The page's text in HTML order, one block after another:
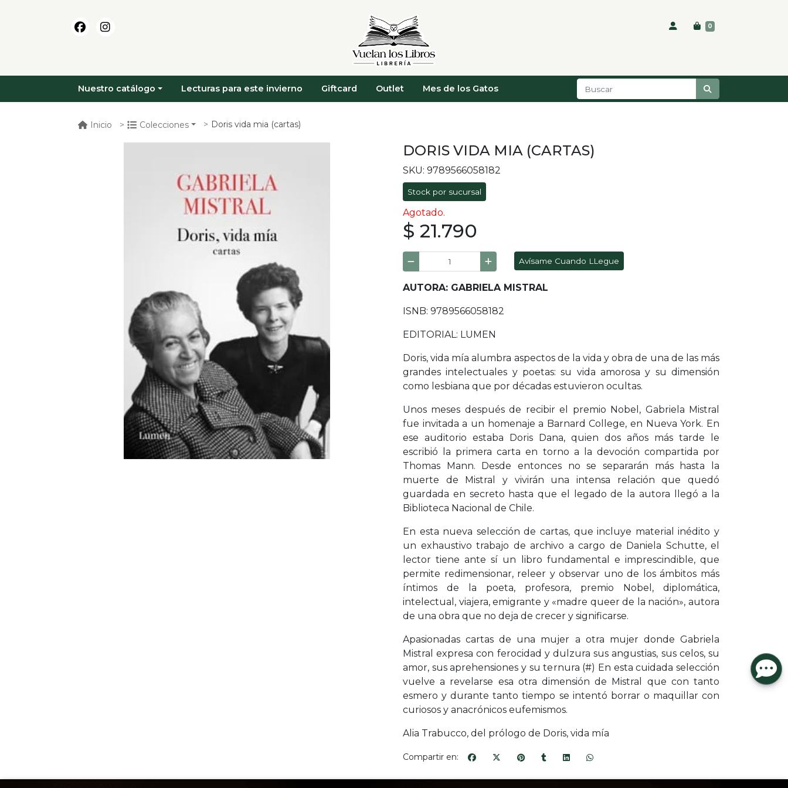
0
Nuestro catálogo Lecturas para este invierno Giftcard Outlet Mes de los Gatos
Inicio Colecciones Doris vida mia (cartas)
DORIS VIDA MIA (CARTAS)
SKU: 9789566058182
Stock por sucursal
Agotado.
$ 21.790
Avísame Cuando LLegue
AUTORA: GABRIELA MISTRAL
ISNB: 9789566058182
EDITORIAL: LUMEN
Doris, vida mía alumbra aspectos de la vida y obra de una de las más
grandes intelectuales y poetas: su vida amorosa y su dimensión
como lesbiana que por décadas estuvieron ocultas.
Unos meses después de recibir el premio Nobel, Gabriela Mistral
fue invitada a un homenaje a Barnard College, en Nueva York. En
ese auditorio estaba Doris Dana, quien dos años más tarde le
escribió la primera carta en torno a la devoción compartida por
Thomas Mann. Desde entonces no se separarán más hasta la
muerte de Mistral y vivirán una intensa relación que quedó
guardada en secreto hasta que el legado de la autora llegó a la
Biblioteca Nacional de Chile.
En esta nueva selección de cartas, que incluye material inédito y
un exhaustivo trabajo de archivo a cargo de Daniela Schutte, el
lector tiene ante sí un libro fundamental e imprescindible, que
permite redimensionar, releer y observar uno de los ámbitos más
íntimos de la poeta, profesora, premio Nobel, diplomática,
intelectual, viajera, emigrante y «madre queer de la nación», autora
de una obra que no deja de crecer y significarse.
Apasionadas cartas de una mujer a otra mujer donde Gabriela
Mistral expresa con ferocidad y dulzura sus angustias, sus celos, su
amor, sus aprehensiones y su ternura (#) En esta cuidada selección
vuelve a revelarse esa otra dimensión de Mistral que con tanto
esmero y durante tanto tiempo se intentó borrar o maquillar con
curiosos y anacrónicos eufemismos.
Alia Trabucco, del prólogo de Doris, vida mía
Compartir en: